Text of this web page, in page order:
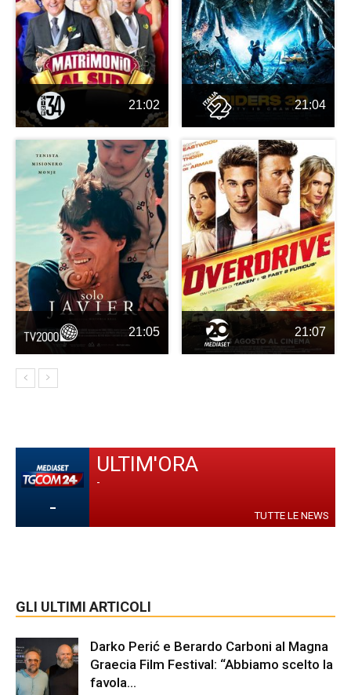
21:02 21:04
21:05 21:07
-
ULTIM'ORA
-
TUTTE LE NEWS
GLI ULTIMI ARTICOLI
Darko Perić e Berardo Carboni al Magna
Graecia Film Festival: “Abbiamo scelto la
favola...